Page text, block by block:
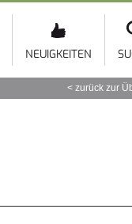
NEUIGKEITEN
zurück zur